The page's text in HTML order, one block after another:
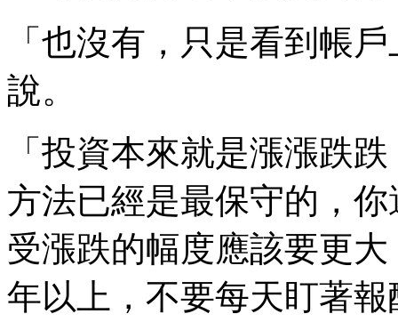
「也沒有，只是看到帳
說。
「投資本來就是漲漲跌
方法已經是最保守的，
受漲跌的幅度應該要更
年以上，不要每天盯著